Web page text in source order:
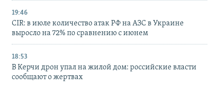
19:46
CIR: в июле количество атак РФ на АЗС в Украине
выросло на 72% по сравнению с июнем
18:53
В Керчи дрон упал на жилой дом: российские власти
сообщают о жертвах